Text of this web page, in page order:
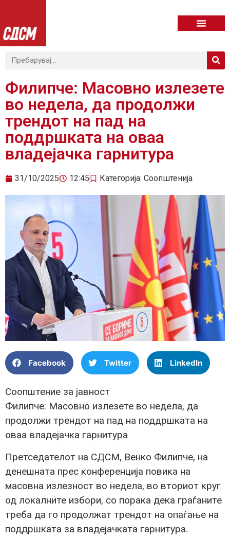
Филипче: Масовно излезете
во недела, да продолжи
трендот на пад на
поддршката на оваа
владејачка гарнитура
31/10/2025 12:45 Категорија: Соопштенија
Facebook Twitter LinkedIn
Соопштение за јавност
Филипче: Масовно излезете во недела, да
продолжи трендот на пад на поддршката на
оваа владејачка гарнитура
Претседателот на СДСМ, Венко Филипче, на
денешната прес конференција повика на
масовна излезност во недела, во вториот круг
од локалните избори, со порака дека граѓаните
треба да го продолжат трендот на опаѓање на
поддршката за владејачката гарнитура.